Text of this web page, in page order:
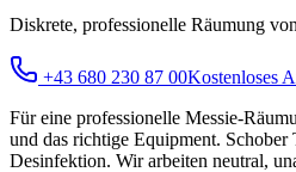
Diskrete, professionelle Räumung
+43 680 230 87 00Kostenloses
Für eine professionelle Messie-
und das richtige Equipment.
Desinfektion. Wir arbeiten neutral,